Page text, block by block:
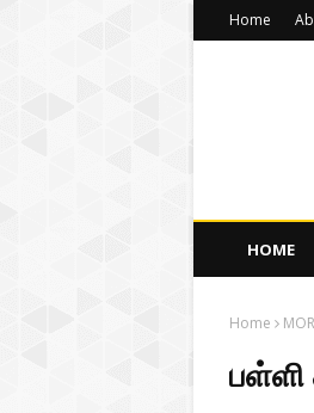
Home
HOME
Home
பள்ளி